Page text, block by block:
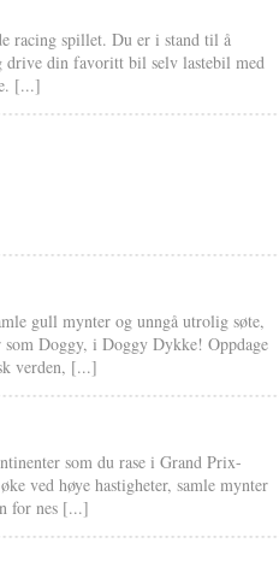
racing spillet. Du er i stand til å
drive din favoritt bil selv lastebil med
[...]
gull mynter og unngå utrolig søte,
Doggy, i Doggy Dykke! Oppdage
verden, [...]
som du rase i Grand Prix-
ved høye hastigheter, samle mynter
for nes [...]